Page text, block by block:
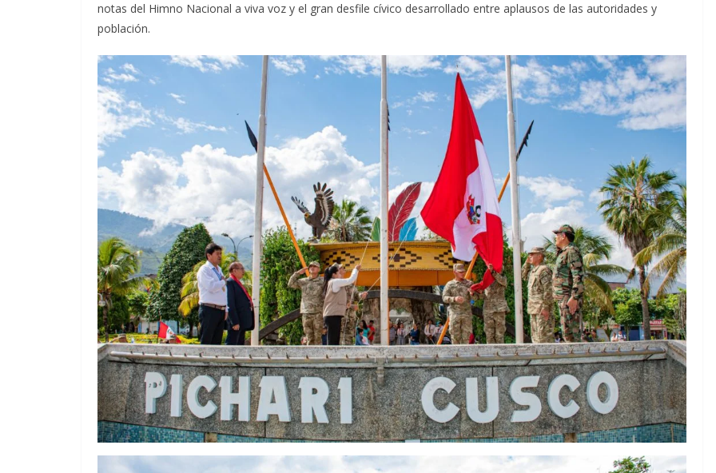
notas del Himno Nacional a viva voz y el gran desfile cívico desarrollado entre aplausos de las autoridades y
población.